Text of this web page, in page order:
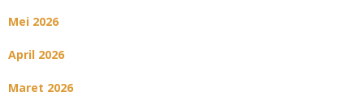
Mei 2026
April 2026
Maret 2026